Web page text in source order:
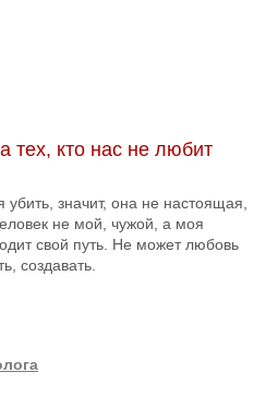
тех, кто нас не любит
значит, она не настоящая,
не мой, чужой, а моя
свой путь. Не может любовь
создавать.